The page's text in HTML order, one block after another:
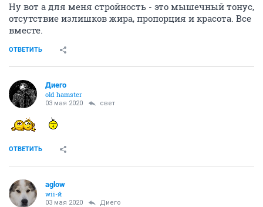
Ну вот а для меня стройность - это мышечный тонус,
отсутствие излишков жира, пропорция и красота. Все
вместе.
ОТВЕТИТЬ
Диего
old hamster
03 мая 2020 свет
ОТВЕТИТЬ
aglow
wii-й
03 мая 2020 Диего